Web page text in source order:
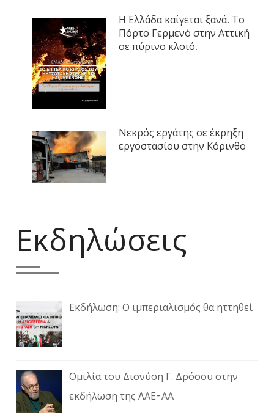
Η Ελλάδα καίγεται ξανά. Το
Πόρτο Γερμενό στην Αττική
σε πύρινο κλοιό.
Νεκρός εργάτης σε έκρηξη
εργοστασίου στην Κόρινθο
Εκδηλώσεις
Εκδήλωση: Ο ιμπεριαλισμός θα ηττηθεί
Ομιλία του Διονύση Γ. Δρόσου στην
εκδήλωση της ΛΑΕ-ΑΑ